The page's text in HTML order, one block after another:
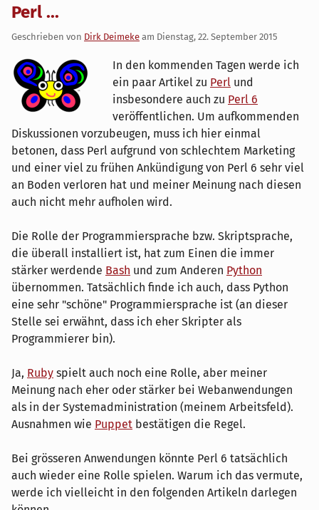
Perl ...
Geschrieben von Dirk Deimeke am Dienstag, 22. September 2015
In den kommenden Tagen werde ich
ein paar Artikel zu Perl und
insbesondere auch zu Perl 6
veröffentlichen. Um aufkommenden
Diskussionen vorzubeugen, muss ich hier einmal
betonen, dass Perl aufgrund von schlechtem Marketing
und einer viel zu frühen Ankündigung von Perl 6 sehr viel
an Boden verloren hat und meiner Meinung nach diesen
auch nicht mehr aufholen wird.
Die Rolle der Programmiersprache bzw. Skriptsprache,
die überall installiert ist, hat zum Einen die immer
stärker werdende Bash und zum Anderen Python
übernommen. Tatsächlich finde ich auch, dass Python
eine sehr "schöne" Programmiersprache ist (an dieser
Stelle sei erwähnt, dass ich eher Skripter als
Programmierer bin).
Ja, Ruby spielt auch noch eine Rolle, aber meiner
Meinung nach eher oder stärker bei Webanwendungen
als in der Systemadministration (meinem Arbeitsfeld).
Ausnahmen wie Puppet bestätigen die Regel.
Bei grösseren Anwendungen könnte Perl 6 tatsächlich
auch wieder eine Rolle spielen. Warum ich das vermute,
werde ich vielleicht in den folgenden Artikeln darlegen